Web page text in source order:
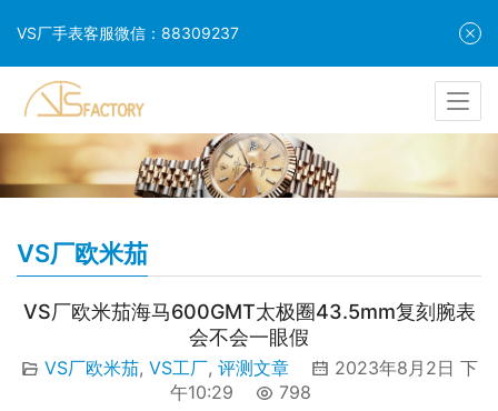
VS厂欧米茄
VS厂欧米茄海马600GMT太极圈43.5mm复刻腕表
会不会一眼假
VS厂欧米茄, VS工厂, 评测文章
2023年8月2日 下
午10:29
798
VS厂手表客服微信：88309237